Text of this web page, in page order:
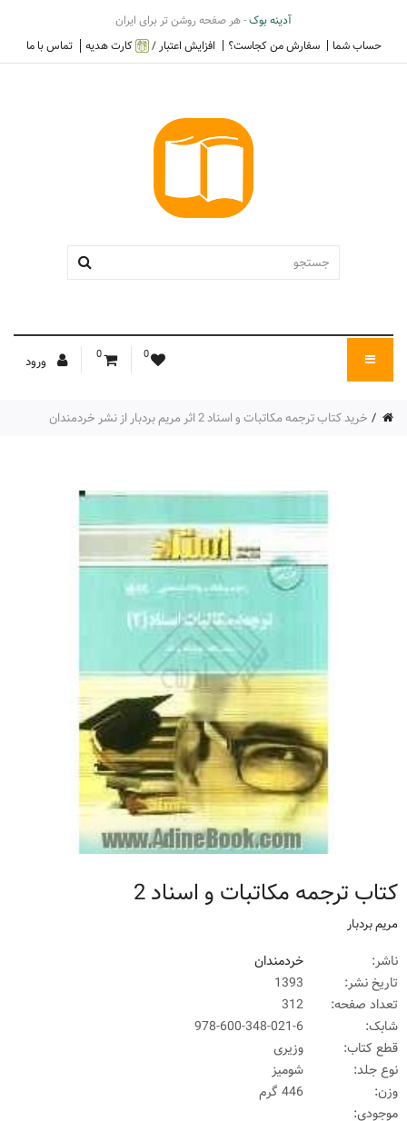
آدینه بوک- هر صفحه روشن تر برای ایران
حساب شما
سفارش من کجاست؟ افزایش اعتبار / کارت هدیه تماس با ما
0
0 ورود
خرید کتاب ترجمه مکاتبات و اسناد 2 اثر مریم بردبار از نشر خردمندان
کتاب ترجمه مکاتبات و اسناد 2
مریم بردبار
ناشر:
خردمندان
تاریخ نشر:
تعداد صفحه:
شابک:
978-600-348-021-6
قطع کتاب:
وزیری
نوع جلد:
شومیز
وزن:
موجودی: